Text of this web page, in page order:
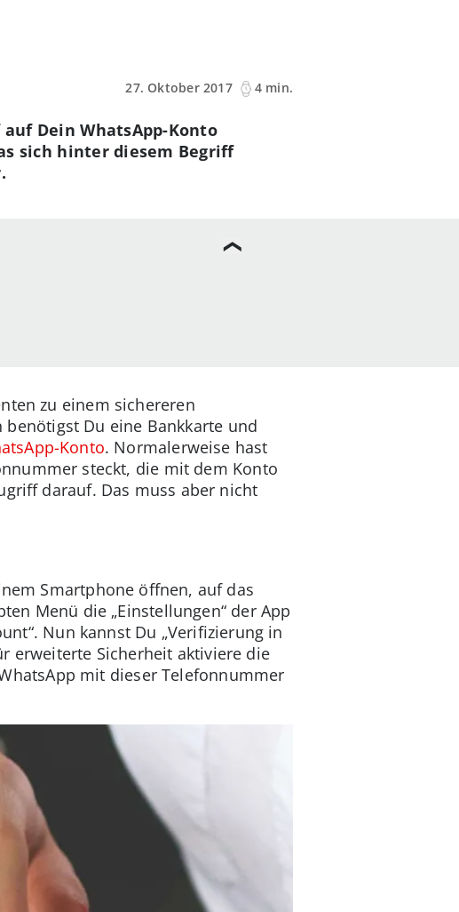
27. Oktober 2017
4 min.
Dein WhatsApp-Konto
sich hinter diesem Begriff
zu einem sichereren
Du eine Bankkarte und
Konto. Normalerweise hast
steckt, die mit dem Konto
darauf. Das muss aber nicht
Smartphone öffnen, auf das
Menü die „Einstellungen“ der App
Nun kannst Du „Verifizierung in
erweiterte Sicherheit aktiviere die
mit dieser Telefonnummer